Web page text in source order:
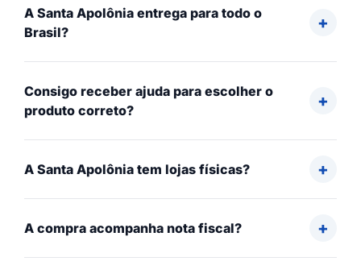
A Santa Apolônia entrega para todo o
Brasil?
Consigo receber ajuda para escolher o
produto correto?
A Santa Apolônia tem lojas físicas?
A compra acompanha nota fiscal?